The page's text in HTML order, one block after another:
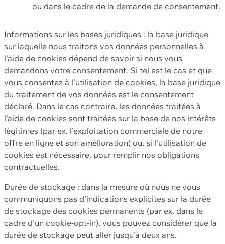
ou dans le cadre de la demande de consentement.
Informations sur les bases juridiques : la base juridique
sur laquelle nous traitons vos données personnelles à
l'aide de cookies dépend de savoir si nous vous
demandons votre consentement. Si tel est le cas et que
vous consentez à l'utilisation de cookies, la base juridique
du traitement de vos données est le consentement
déclaré. Dans le cas contraire, les données traitées à
l'aide de cookies sont traitées sur la base de nos intérêts
légitimes (par ex. l'exploitation commerciale de notre
offre en ligne et son amélioration) ou, si l'utilisation de
cookies est nécessaire, pour remplir nos obligations
contractuelles.
Durée de stockage : dans la mesure où nous ne vous
communiquons pas d'indications explicites sur la durée
de stockage des cookies permanents (par ex. dans le
cadre d'un cookie-opt-in), vous pouvez considérer que la
durée de stockage peut aller jusqu'à deux ans.